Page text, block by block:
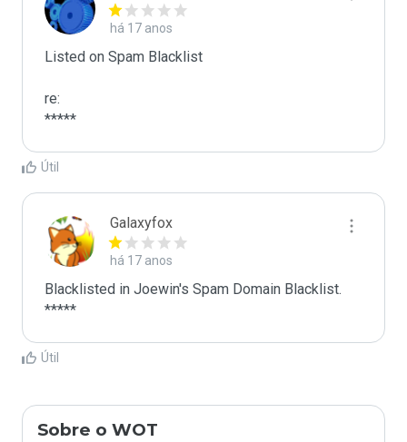
há 17 anos
Listed on Spam Blacklist
re:
*****
Útil
Galaxyfox
há 17 anos
Blacklisted in Joewin's Spam Domain Blacklist.
*****
Útil
Sobre o WOT